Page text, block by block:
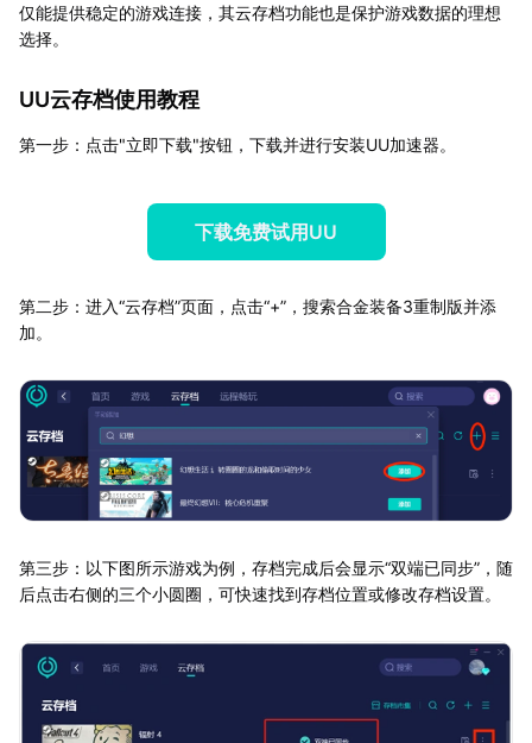
仅能提供稳定的游戏连接，其云存档功能也是保护游戏数据的理想
选择。
UU云存档使用教程
第一步：点击"立即下载"按钮，下载并进行安装UU加速器。
下载免费试用UU
第二步：进入“云存档”页面，点击“+”，搜索合金装备3重制版并添
加。
第三步：以下图所示游戏为例，存档完成后会显示“双端已同步”，随
后点击右侧的三个小圆圈，可快速找到存档位置或修改存档设置。